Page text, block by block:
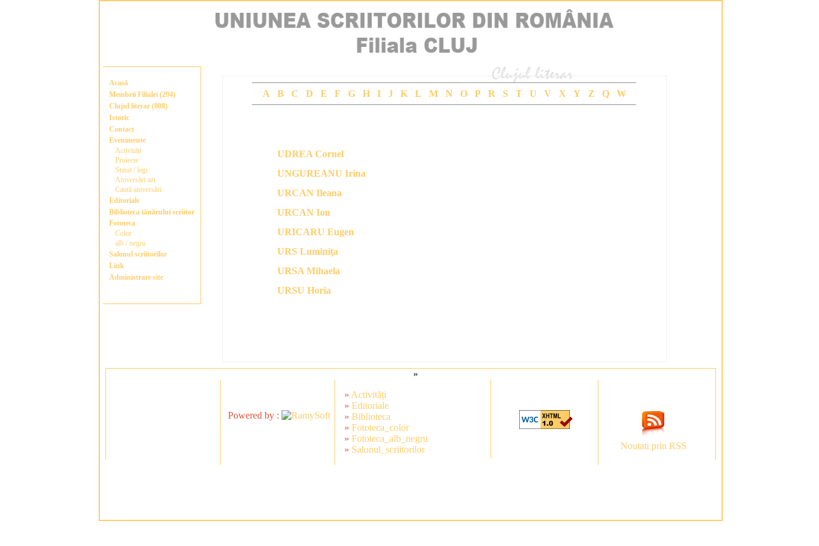
Acasă
Membrii Filialei (294)
Clujul literar (808)
Istoric
Contact
Evenimente
Activități
Proiecte
Statut / legi
Aniversări azi
Caută aniversări
Editoriale
Biblioteca tânărului scriitor
Fototeca
Color
alb / negru
Salonul scriitorilor
Link
Administrare site
A B C D E F G H I J K L M N O P R S T U V X Y Z Q W
UDREA Cornel
UNGUREANU Irina
URCAN Ileana
URCAN Ion
URICARU Eugen
URS Luminiţa
URSA Mihaela
URSU Horia
»
Powered by :
» Activități
»Editoriale
»Biblioteca
»Fototeca_color
»Fototeca_alb_negru
» Salonul_scriitorilor Noutati prin RSS